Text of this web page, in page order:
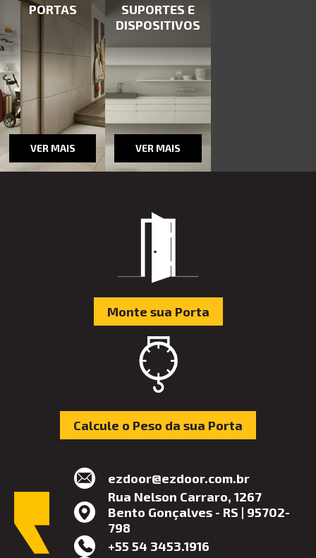
PORTAS
VER MAIS
SUPORTES E
DISPOSITIVOS
VER MAIS
Monte sua Porta
Calcule o Peso da sua Porta
ezdoor@ezdoor.com.br
Rua Nelson Carraro, 1267
Bento Gonçalves - RS | 95702-
798
+55 54 3453.1916